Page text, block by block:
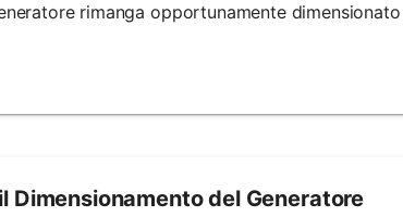
rimanga opportunamente
Dimensionamento del Generatore